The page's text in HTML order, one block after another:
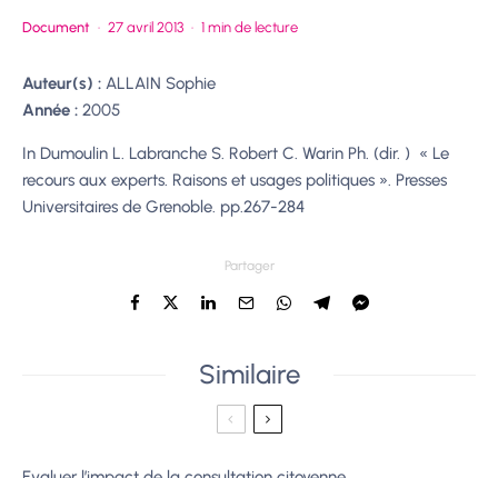
Document · 27 avril 2013 · 1 min de lecture
Auteur(s) : ALLAIN Sophie
Année : 2005
In Dumoulin L. Labranche S. Robert C. Warin Ph. (dir. )  « Le
recours aux experts. Raisons et usages politiques ». Presses
Universitaires de Grenoble. pp.267-284
Partager
Similaire